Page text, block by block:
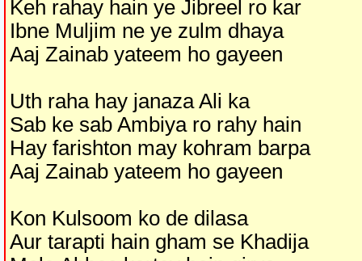
Keh rahay hain ye Jibreel ro kar
Ibne Muljim ne ye zulm dhaya
Aaj Zainab yateem ho gayeen
Uth raha hay janaza Ali ka
Sab ke sab Ambiya ro rahy hain
Hay farishton may kohram barpa
Aaj Zainab yateem ho gayeen
Kon Kulsoom ko de dilasa
Aur tarapti hain gham se Khadija